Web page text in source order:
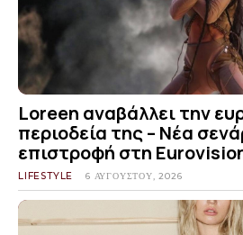
Loreen αναβάλλει την
περιοδεία της – Νέα
επιστροφή στη
LIFESTYLE 6 ΑΥΓΟΎΣΤΟΥ, 2026